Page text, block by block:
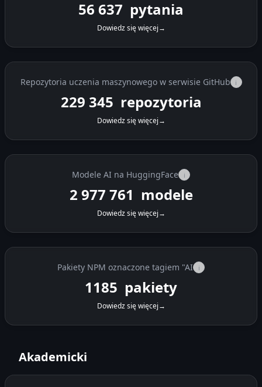
56 637 pytania
Dowiedz się więcej→
Repozytoria uczenia maszynowego w serwisie GitHub i
229 345 repozytoria
Dowiedz się więcej→
Modele AI na HuggingFace i
2 977 761 modele
Dowiedz się więcej→
Pakiety NPM oznaczone tagiem "AI i
1185 pakiety
Dowiedz się więcej→
Akademicki